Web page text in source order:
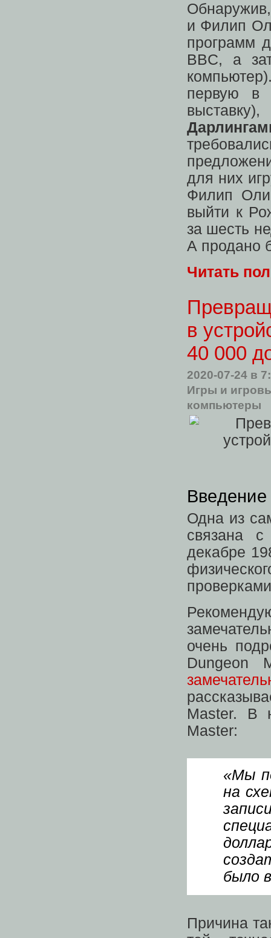
и Филип
программ
BBC, а
первую в
для них
Филип
выйти к
за шесть
А продано
Читать
в
40 000
2020-07-24 в
Игры и
компьютеры
Введение
Одна из
связана
декабре
очень
Dungeon
Master. В
Master:
«Мы
на
было
Причина